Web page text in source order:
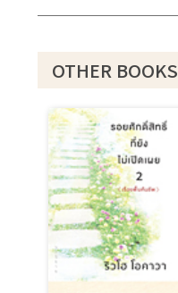
OTHER BOOKS